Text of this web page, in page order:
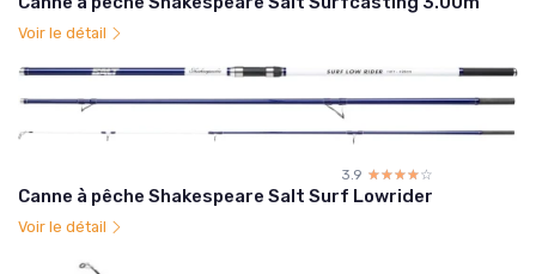
Voir le détail
3.9 ☆☆☆☆☆
★★★★★
Canne à pêche Shakespeare Salt Surf Lowrider
Voir le détail